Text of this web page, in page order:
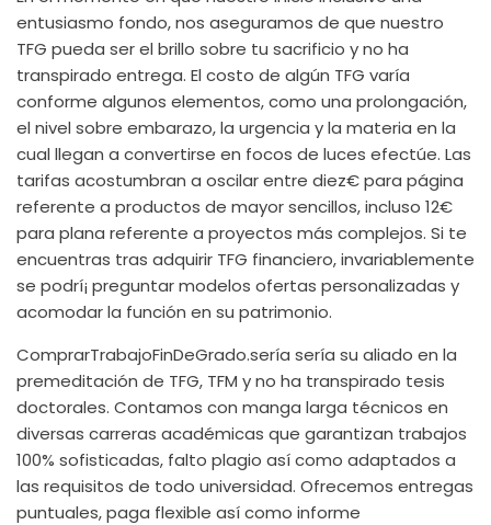
entusiasmo fondo, nos aseguramos de que nuestro
TFG pueda ser el brillo sobre tu sacrificio y no ha
transpirado entrega. El costo de algún TFG varía
conforme algunos elementos, como una prolongación,
el nivel sobre embarazo, la urgencia y la materia en la
cual llegan a convertirse en focos de luces efectúe. Las
tarifas acostumbran a oscilar entre diez€ para página
referente a productos de mayor sencillos, incluso 12€
para plana referente a proyectos más complejos. Si te
encuentras tras adquirir TFG financiero, invariablemente
se podrí¡ preguntar modelos ofertas personalizadas y
acomodar la función en su patrimonio.
ComprarTrabajoFinDeGrado.serí­a serí­a su aliado en la
premeditación de TFG, TFM y no ha transpirado tesis
doctorales. Contamos con manga larga técnicos en
diversas carreras académicas que garantizan trabajos
100% sofisticadas, falto plagio así­ como adaptados a
las requisitos de todo universidad. Ofrecemos entregas
puntuales, paga flexible así­ como informe